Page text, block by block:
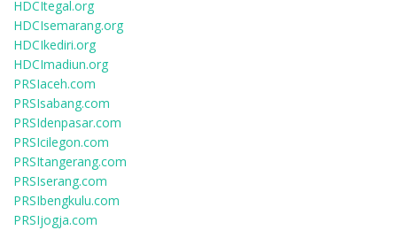
HDCItegal.org
HDCIsemarang.org
HDCIkediri.org
HDCImadiun.org
PRSIaceh.com
PRSIsabang.com
PRSIdenpasar.com
PRSIcilegon.com
PRSItangerang.com
PRSIserang.com
PRSIbengkulu.com
PRSIjogja.com